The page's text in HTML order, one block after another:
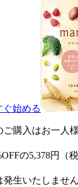
ぐ始める
購入はお一人
の5,378円（
生いたしません